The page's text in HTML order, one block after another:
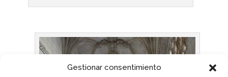
Gestionar consentimiento